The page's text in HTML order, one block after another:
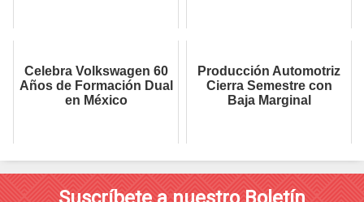
Celebra Volkswagen 60
Años de Formación Dual
en México
Producción Automotriz
Cierra Semestre con
Baja Marginal